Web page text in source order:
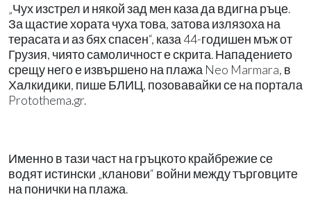
„Чух изстрел и някой зад мен каза да вдигна ръце.
За щастие хората чуха това, затова излязоха на
терасата и аз бях спасен“, каза 44-годишен мъж от
Грузия, чиято самоличност е скрита. Нападението
срещу него е извършено на плажа Neo Marmara, в
Халкидики, пише БЛИЦ, позовавайки се на портала
Protothema.gr.
Именно в тази част на гръцкото крайбрежие се
водят истински „кланови“ войни между търговците
на понички на плажа.